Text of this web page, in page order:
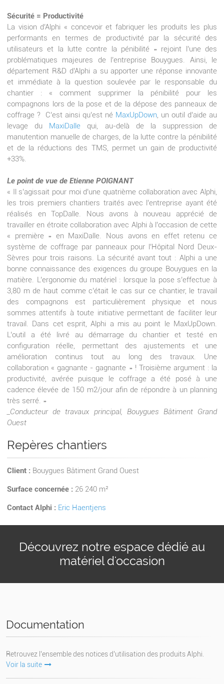
Sécurité = Productivité
La vision d’Alphi « concevoir et fabriquer les produits les plus
performants en termes de productivité par la sécurité des
utilisateurs et la lutte contre la pénibilité » rejoint l’une des
problématiques majeures de l’entreprise Bouygues. Ainsi, le
département R&D d’Alphi a su apporter une réponse innovante
et immédiate à la question soulevée par le responsable du
chantier : « comment supprimer la pénibilité pour les
compagnons lors de la pose et de la dépose des panneaux de
coffrage ? C’est ainsi qu’est né MaxUpDown, un outil d’aide au
levage du MaxiDalle qui, au-delà de la suppression de
manutention manuelle de charges, de la lutte contre la pénibilité
et de la réductions des TMS, permet un gain de productivité
+33%.
Le point de vue de Etienne POIGNANT
« Il s’agissait pour moi d’une quatrième collaboration avec Alphi,
les trois premiers chantiers traités avec l’entreprise ayant été
réalisés en TopDalle. Nous avons à nouveau apprécié de
travailler en étroite collaboration avec Alphi à l’occasion de cette
« première » en MaxiDalle. Nous avons en effet retenu ce
système de coffrage par panneaux pour l’Hôpital Nord Deux-
Sèvres pour trois raisons. La sécurité avant tout : Alphi a une
bonne connaissance des exigences du groupe Bouygues en la
matière. L’ergonomie du matériel : lorsque la pose s’effectue à
3,80 m de haut comme c’était le cas sur ce chantier, le travail
des compagnons est particulièrement physique et nous
sommes attentifs à toute initiative permettant de faciliter leur
travail. Dans cet esprit, Alphi a mis au point le MaxUpDown.
L’outil a été livré au démarrage du chantier et testé en
configuration réelle, permettant des ajustements et une
amélioration continus tout au long des travaux. Une
collaboration « gagnante - gagnante » ! Troisième argument : la
productivité, avérée puisque le coffrage a été posé à une
cadence élevée de 150 m2/jour afin de répondre à un planning
très serré. »
_Conducteur de travaux principal, Bouygues Bâtiment Grand
Ouest
Repères chantiers
Client : Bouygues Bâtiment Grand Ouest
Surface concernée : 26 240 m²
Contact Alphi : Eric Haentjens
Découvrez notre espace dédié au
matériel d'occasion
Documentation
Retrouvez l’ensemble des notices d’utilisation des produits Alphi.
Voir la suite